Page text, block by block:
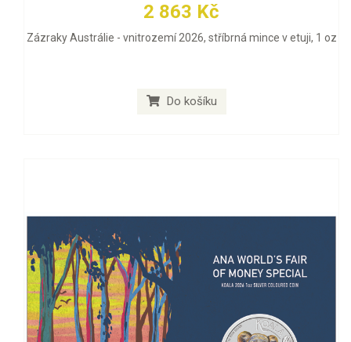
2 863 Kč
Zázraky Austrálie - vnitrozemí 2026, stříbrná mince v etuji, 1 oz
Do košíku